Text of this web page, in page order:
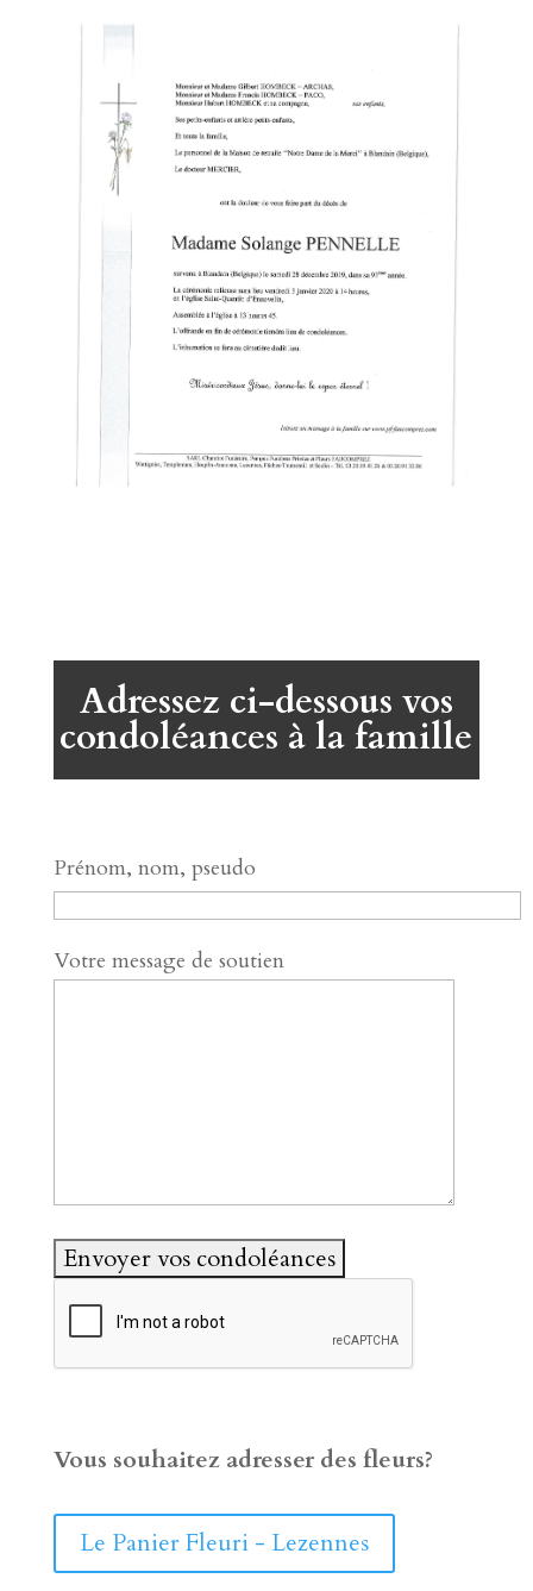
Adressez ci-dessous vos
condoléances à la famille
Prénom, nom, pseudo
Votre message de soutien
Vous souhaitez adresser des fleurs?
Le Panier Fleuri - Lezennes